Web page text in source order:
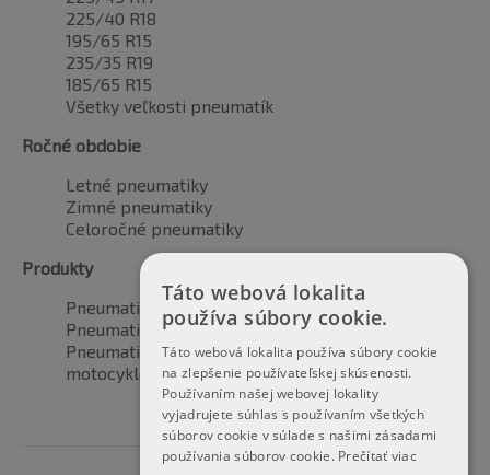
225/40 R18
195/65 R15
235/35 R19
185/65 R15
Všetky veľkosti pneumatík
Ročné obdobie
Letné pneumatiky
Zimné pneumatiky
Celoročné pneumatiky
Produkty
Pneumatiky pre automobily
Pneumatiky pre SUV / 4x4
Pneumatiky pre dodávku
motocyklové pneumatiky
Táto webová lokalita
používa súbory cookie.
Táto webová lokalita používa súbory cookie
na zlepšenie používateľskej skúsenosti.
Používaním našej webovej lokality
vyjadrujete súhlas s používaním všetkých
súborov cookie v súlade s našimi zásadami
používania súborov cookie. Prečítať viac